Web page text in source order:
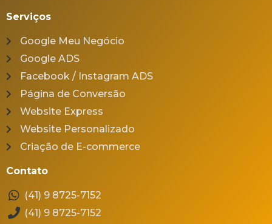
Serviços
Google Meu Negócio
Google ADS
Facebook / Instagram ADS
Página de Conversão
Website Express
Website Personalizado
Criação de E-commerce
Contato
(41) 9 8725-7152
(41) 9 8725-7152